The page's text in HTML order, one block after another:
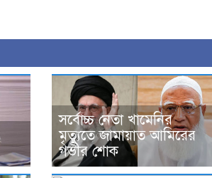
সর্বোচ্চ নেতা খামেনির
মৃত্যুতে জামায়াত আমিরের
গভীর শোক